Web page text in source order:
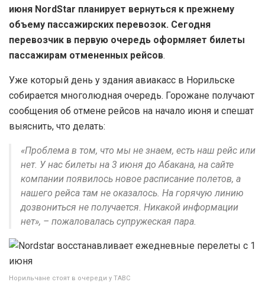
июня NordStar планирует вернуться к прежнему
объему пассажирских перевозок. Сегодня
перевозчик в первую очередь оформляет билеты
пассажирам отмененных рейсов.
Уже который день у здания авиакасс в Норильске
собирается многолюдная очередь. Горожане получают
сообщения об отмене рейсов на начало июня и спешат
выяснить, что делать:
«Проблема в том, что мы не знаем, есть наш рейс или
нет. У нас билеты на 3 июня до Абакана, на сайте
компании появилось новое расписание полетов, а
нашего рейса там не оказалось. На горячую линию
дозвониться не получается. Никакой информации
нет», – пожаловалась супружеская пара.
Норильчане стоят в очереди у ТАВС